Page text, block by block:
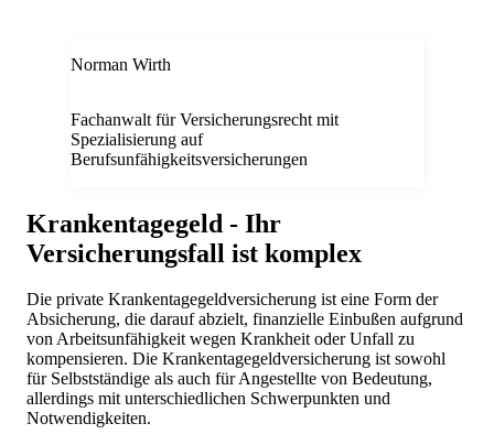
Norman Wirth
Fachanwalt für Versicherungsrecht mit
Spezialisierung auf
Berufsunfähigkeitsversicherungen
Krankentagegeld - Ihr
Versicherungsfall ist komplex
Die private Krankentagegeldversicherung ist eine Form der
Absicherung, die darauf abzielt, finanzielle Einbußen aufgrund
von Arbeitsunfähigkeit wegen Krankheit oder Unfall zu
kompensieren. Die Krankentagegeldversicherung ist sowohl
für Selbstständige als auch für Angestellte von Bedeutung,
allerdings mit unterschiedlichen Schwerpunkten und
Notwendigkeiten.